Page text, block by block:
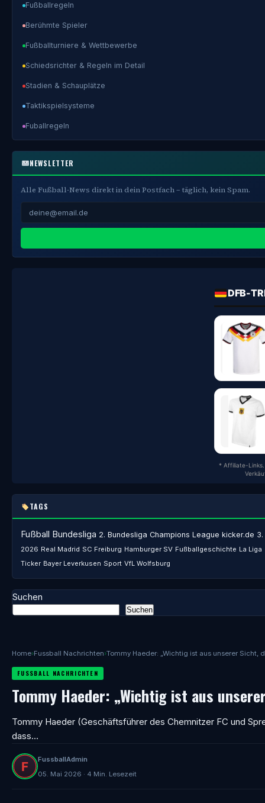
Home›Fussball Nachrichten›Tommy Haeder: „Wichtig ist aus unserer Sicht,
FUSSBALL NACHRICHTEN
Tommy Haeder: „Wichtig ist aus
Tommy Haeder (Geschäftsführer des Chemnitzer FC und
dass…
FussballAdmin
05. Mai 2026 · 4 Min. Lesezeit
Fußballregeln
Berühmte Spieler
Fußballturniere & Wettbewerbe
Schiedsrichter & Regeln im Detail
Stadien & Schauplätze
Taktikspielsysteme
Fuballregeln
NEWSLETTER
Alle Fußball-News direkt in dein Postfach – täglich, kein Spam.
DFB-
* Affiliate-
TAGS
Fußball Bundesliga 2. Bundesliga Champions League kicker.de 3.
2026 Real Madrid SC Freiburg Hamburger SV Fußballgeschichte La Liga
Ticker Bayer Leverkusen Sport VfL Wolfsburg
Suchen
Suchen